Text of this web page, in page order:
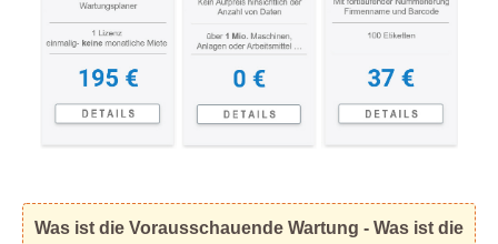
Was ist die Vorausschauende Wartung - Was ist die